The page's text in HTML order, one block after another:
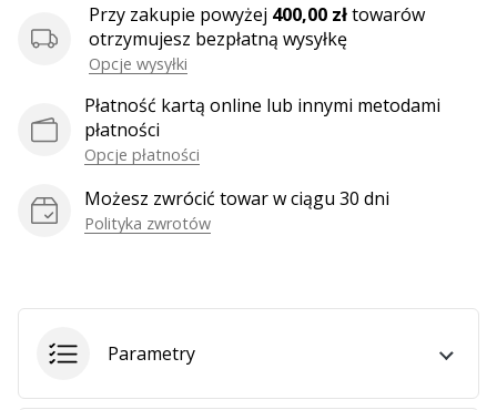
jak
do
nas
Ambasador
Marki.
Pokaż
artykuły
Przy zakupie powyżej 400,00 złtowarów
otrzymujesz bezpłatną wysyłkę
Opcje wysyłki
Płatność kartą online lub innymi metodami
płatności
Opcje płatności
Możesz zwrócić towar w ciągu 30 dni
Polityka zwrotów
Parametry